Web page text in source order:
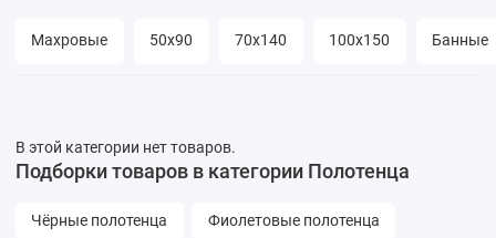
Махровые 50х90 70х140 100х150 Банные
Банные принадлежности
Уголки махровые
В этой категории нет товаров.
Подборки товаров в категории Полотенца
Чёрные полотенца Фиолетовые полотенца